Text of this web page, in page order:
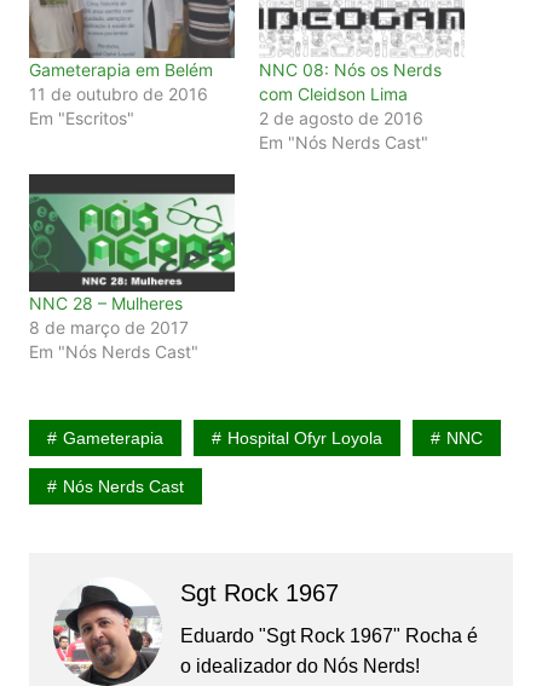
Gameterapia em Belém
11 de outubro de 2016
Em "Escritos"
NNC 08: Nós os Nerds
com Cleidson Lima
2 de agosto de 2016
Em "Nós Nerds Cast"
NNC 28 – Mulheres
8 de março de 2017
Em "Nós Nerds Cast"
Gameterapia Hospital Ofyr Loyola NNC
Nós Nerds Cast
Sgt Rock 1967
Eduardo "Sgt Rock 1967" Rocha é
o idealizador do Nós Nerds!